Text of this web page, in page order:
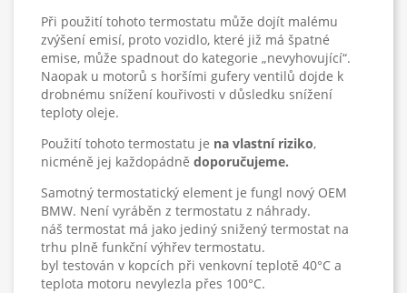
Při použití tohoto termostatu může dojít malému
zvýšení emisí, proto vozidlo, které již má špatné
emise, může spadnout do kategorie „nevyhovující“.
Naopak u motorů s horšími gufery ventilů dojde k
drobnému snížení kouřivosti v důsledku snížení
teploty oleje.
Použití tohoto termostatu je na vlastní riziko,
nicméně jej každopádně doporučujeme.
Samotný termostatický element je fungl nový OEM
BMW. Není vyráběn z termostatu z náhrady.
náš termostat má jako jediný snižený termostat na
trhu plně funkční výhřev termostatu.
byl testován v kopcích při venkovní teplotě 40°C a
teplota motoru nevylezla přes 100°C.